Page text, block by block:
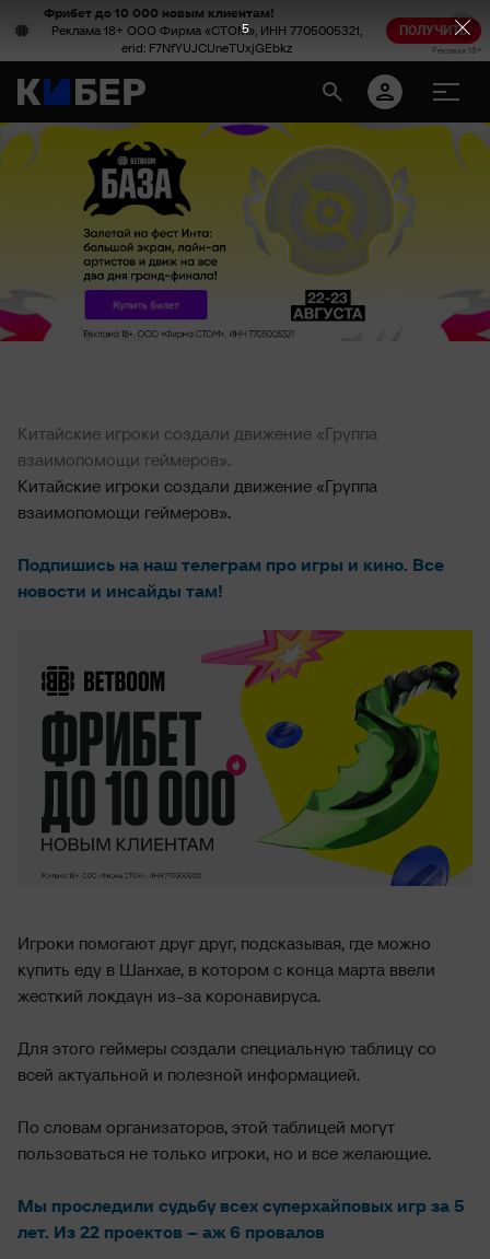
Фрибет до 10 000 новым клиентам!
Реклама 18+ ООО Фирма «СТОМ», ИНН 7705005321,
erid: F7NfYUJCUneTUxjGEbkz
ПОЛУЧИТЬ
Реклама 18+
Китайские игроки создали движение «Группа
взаимопомощи геймеров».
Китайские игроки создали движение «Группа
взаимопомощи геймеров».
Подпишись на наш телеграм про игры и кино. Все
новости и инсайды там!
Игроки помогают друг друг, подсказывая, где можно
купить еду в Шанхае, в котором с конца марта ввели
жесткий локдаун из-за коронавируса.
Для этого геймеры создали специальную таблицу со
всей актуальной и полезной информацией.
По словам организаторов, этой таблицей могут
пользоваться не только игроки, но и все желающие.
Мы проследили судьбу всех суперхайповых игр за 5
лет. Из 22 проектов – аж 6 провалов
5